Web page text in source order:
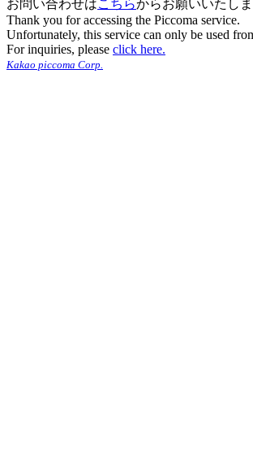
お問い合わせはこちらからお願いいたしま
Thank you for accessing the Piccoma service.
Unfortunately, this service can only be used
For inquiries, please click here.
Kakao piccoma Corp.